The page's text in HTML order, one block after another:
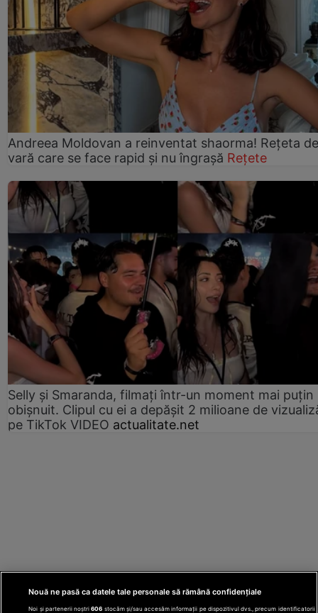
Andreea Moldovan a reinventat shaorma! Rețeta de
vară care se face rapid și nu îngrașă Rețete
Selly și Smaranda, filmați într-un moment mai puțin
obișnuit. Clipul cu ei a depășit 2 milioane de
pe TikTok VIDEO actualitate.net
Nouă ne pasă ca datele tale personale să rămână confidențiale
Noi și partenerii noștri606 stocăm și/sau accesăm informații pe dispozitivul dvs., precum identificatorii